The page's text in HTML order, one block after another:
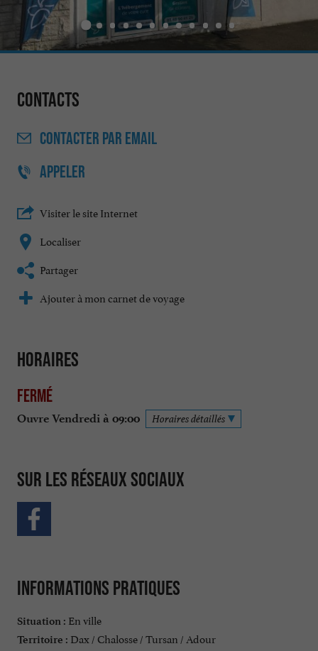
Contacts
CONTACTER PAR EMAIL
APPELER
Visiter le site Internet
Localiser
Partager
Ajouter à mon carnet de voyage
Horaires
Fermé
Ouvre Vendredi à 09:00 Horaires détaillés
Sur les réseaux sociaux
Informations pratiques
Situation : En ville
Territoire : Dax / Chalosse / Tursan / Adour